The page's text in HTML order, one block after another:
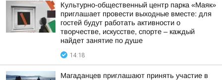
Культурно-общественный центр парка «Маяк»
приглашает провести выходные вместе: для
гостей будут работать активности о
творчестве, искусстве, спорте – каждый
найдет занятие по душе
14:18
Магаданцев приглашают принять участие в